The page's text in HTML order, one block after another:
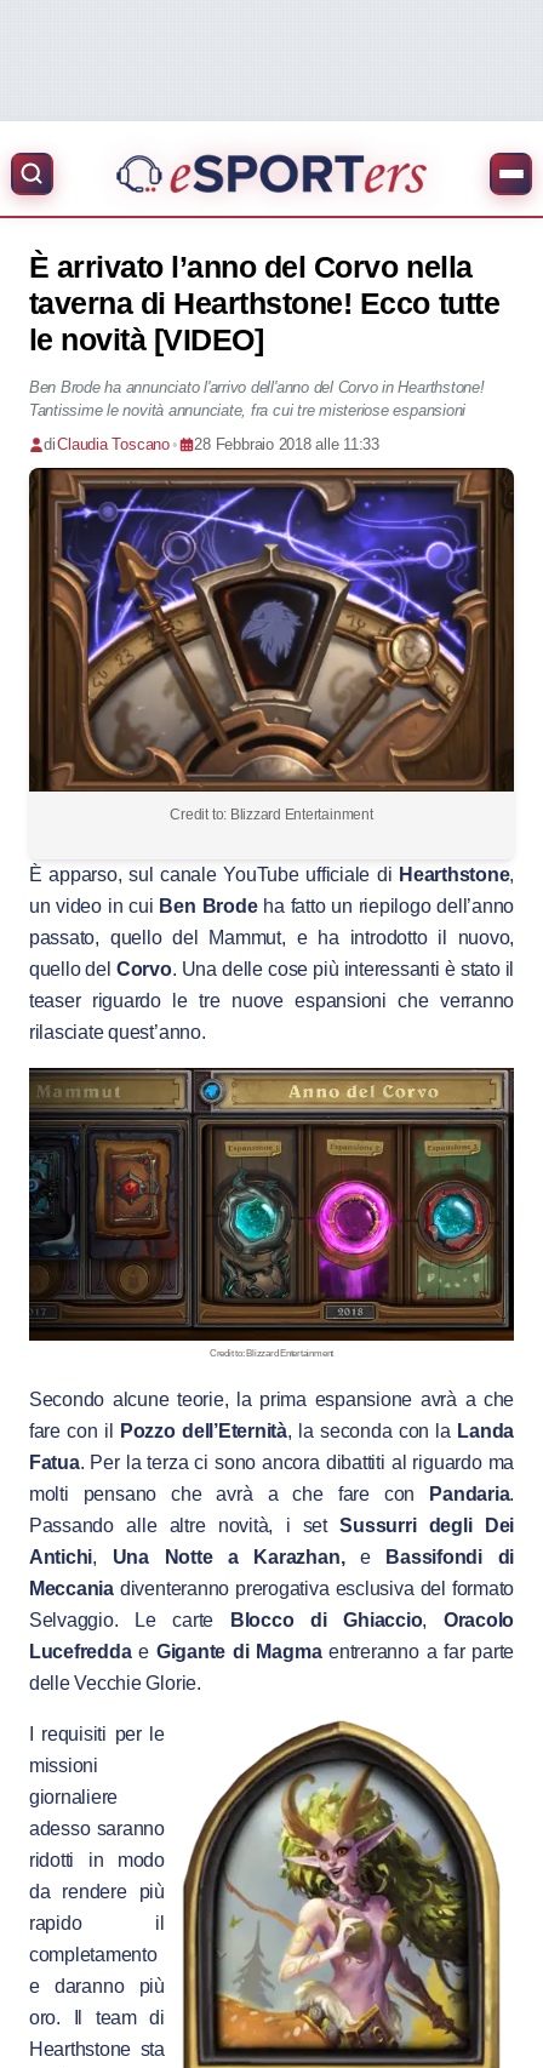
È arrivato l’anno del Corvo nella
taverna di Hearthstone! Ecco tutte
le novità [VIDEO]
Ben Brode ha annunciato l'arrivo dell'anno del Corvo in Hearthstone!
Tantissime le novità annunciate, fra cui tre misteriose espansioni
diClaudia Toscano • 28 Febbraio 2018 alle 11:33
Credit to: Blizzard Entertainment
È apparso, sul canale YouTube ufficiale di Hearthstone,
un video in cui Ben Brodeha fatto un riepilogo dell’anno
passato, quello del Mammut, e ha introdotto il nuovo,
quello del Corvo. Una delle cose più interessanti è stato il
teaser riguardo le tre nuove espansioni che verranno
rilasciate quest’anno.
Credit to: Blizzard Entertainment
Secondo alcune teorie, la prima espansione avrà a che
fare con il
Pozzo dell’Eternità, la seconda con la Landa
Fatua. Per la terza ci sono ancora dibattiti al riguardo ma
molti pensano che avrà a che fare con
Pandaria.
Passando alle altre novità, i setSussurri degli Dei
Antichi, Una Notte a Karazhan,e
Bassifondi di
Meccania diventeranno prerogativa esclusiva del formato
Selvaggio. Le carte
Blocco di Ghiaccio, Oracolo
Lucefreddae Gigante di Magmaentreranno a far parte
delle Vecchie Glorie.
I requisiti per le
missioni
giornaliere
adesso saranno
ridotti in modo
da rendere più
rapido il
completamento
e daranno più
oro. Il team di
Hearthstone sta